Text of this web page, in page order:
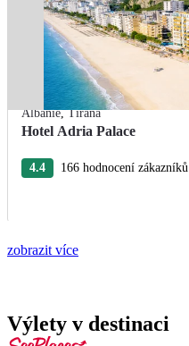
Albánie,Tirana
Hotel Adria Palace
4.4
166 hodnocení zákazníků
zobrazit více
Výlety v destinaci